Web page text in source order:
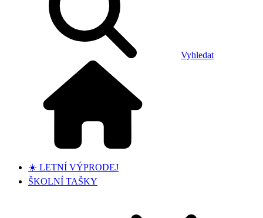
Vyhledat
☀️ LETNÍ VÝPRODEJ
ŠKOLNÍ TAŠKY